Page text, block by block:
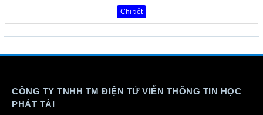
Chi tiết
CÔNG TY TNHH TM ĐIỆN TỬ VIỄN THÔNG TIN HỌC
PHÁT TÀI